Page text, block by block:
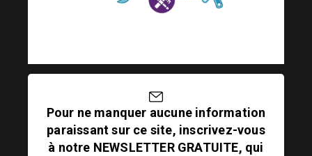
Pour ne manquer aucune information
paraissant sur ce site, inscrivez-vous
à notre NEWSLETTER GRATUITE, qui